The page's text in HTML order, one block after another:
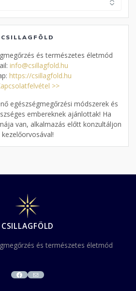
CSILLAGFÖLD
és természetes életmód
info@csillagfold.hu
https://csillagfold.hu
>>
egészségmegőrzési módszerek és
embereknek ajánlottak! Ha
van, alkalmazás előtt konzultáljon
kezelőorvosával!
CSILLAGFÖLD
és természetes életmód
FACEBOOK
MAIL